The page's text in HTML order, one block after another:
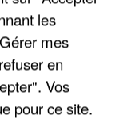
LES REFUGES
les
mes
en
Vos
pour ce site.